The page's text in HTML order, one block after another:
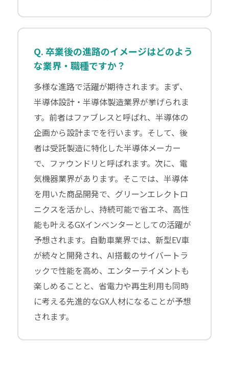
Q. 卒業後の進路のイメージはどのよう
な業界・職種ですか？
多様な進路で活躍が期待されます。まず、
半導体設計・半導体製造業界が挙げられま
す。前者はファブレスと呼ばれ、半導体の
企画から設計までを行います。そして、後
者は受託製造に特化した半導体メーカー
で、ファウンドリと呼ばれます。次に、電
気機器業界があります。そこでは、半導体
を用いた商品開発で、グリーンエレクトロ
ニクスを活かし、持続可能で省エネ、高性
能も叶えるGXインベンターとしての活躍が
予想されます。自動車業界では、新型EV車
が続々と開発され、AI搭載のサイバートラ
ックで性能を高め、エンターテイメントも
楽しめることと、省電力や再生利用も同時
に考える先進的なGX人材になることが予想
されます。